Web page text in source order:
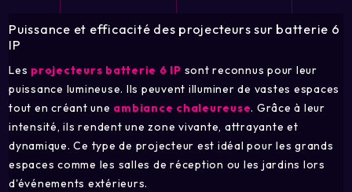
Puissance et efficacité des projecteurs sur batterie 6
IP
Les projecteurs batterie 6 IP sont reconnus pour leur
puissance lumineuse. Ils peuvent illuminer de vastes espaces
tout en créant une ambiance chaleureuse. Grâce à leur
intensité, ils rendent une zone vivante, attrayante et
dynamique. Ce type de projecteur est idéal pour les grands
espaces comme les salles de réception ou les jardins lors
d'événements extérieurs.